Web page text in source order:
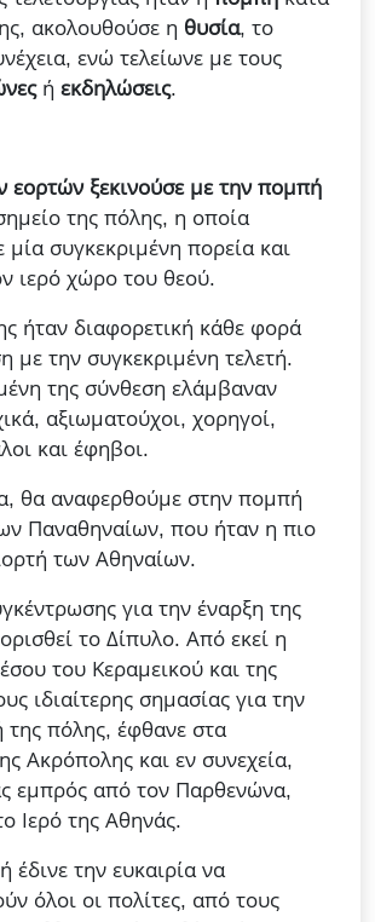
ακολουθούσε η θυσία, το
ενώ τελείωνε με τους
ή εκδηλώσεις.
εορτών ξεκινούσε με την πομπή
της πόλης, η οποία
συγκεκριμένη πορεία και
ιερό χώρο του θεού.
ήταν διαφορετική κάθε φορά
με την συγκεκριμένη τελετή.
της σύνθεση ελάμβαναν
αξιωματούχοι, χορηγοί,
και έφηβοι.
θα αναφερθούμε στην πομπή
Παναθηναίων, που ήταν η πιο
των Αθηναίων.
για την έναρξη της
το Δίπυλο. Από εκεί η
του Κεραμεικού και της
ιδιαίτερης σημασίας για την
της πόλης, έφθανε στα
Ακρόπολης και εν συνεχεία,
εμπρός από τον Παρθενώνα,
Ιερό της Αθηνάς.
την ευκαιρία να
όλοι οι πολίτες, από τους